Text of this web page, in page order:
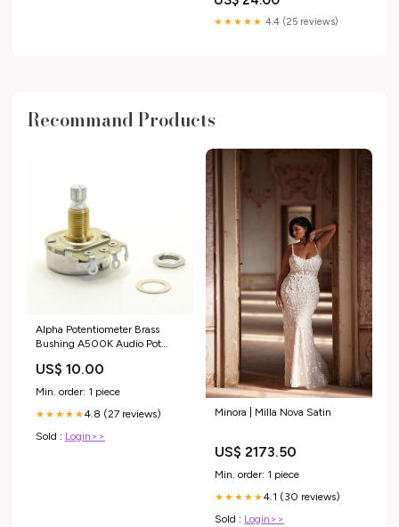
Energetici Macroeconomia
★★★★★ 4.4 (25 reviews)
Recommand Products
Alpha Potentiometer Brass
Bushing A500K Audio Pot
US$ 10.00
Min. order: 1 piece
★★★★★4.8 (27 reviews)
Sold : Login>>
Minora | Milla Nova Satin
US$ 2173.50
Min. order: 1 piece
★★★★★4.1 (30 reviews)
Sold : Login>>